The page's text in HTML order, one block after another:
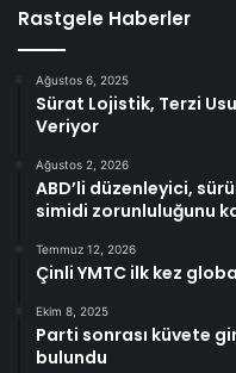
Rastgele Haberler
Ağustos 6, 2025
Sürat Lojistik, Terzi
Veriyor
Ağustos 2, 2026
ABD’li düzenleyici,
simidi zorunluluğunu
Temmuz 12, 2026
Çinli YMTC ilk kez
Ekim 8, 2025
Parti sonrası küvete
bulundu